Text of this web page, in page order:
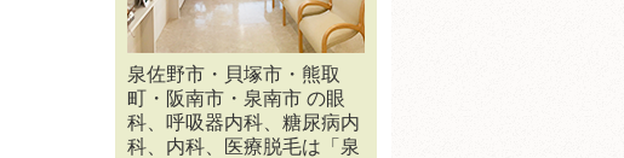
泉佐野市・貝塚市・熊取
町・阪南市・泉南市 の眼
科、呼吸器内科、糖尿病内
科、内科、医療脱毛は「泉